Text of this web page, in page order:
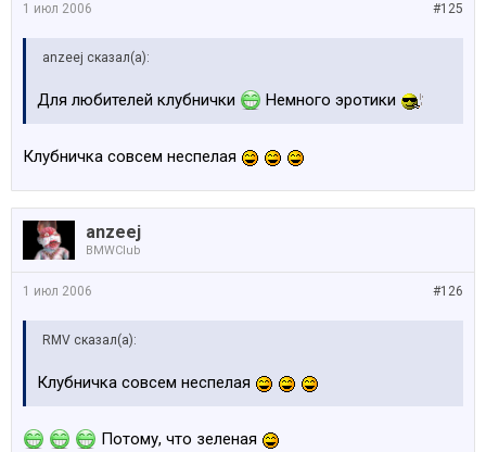
#125
1 июл 2006
anzeej сказал(а):
Для любителей клубнички Немного эротики
Клубничка совсем неспелая
anzeej
BMWClub
#126
1 июл 2006
RMV сказал(а):
Клубничка совсем неспелая
Потому, что зеленая